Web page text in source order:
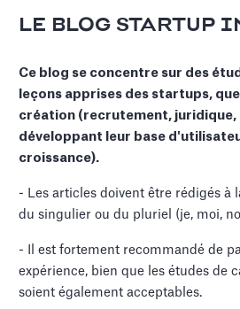
LE BLOG STARTUP
Ce blog se concentre sur des
leçons apprises des startups,
création (recrutement, juridique,
développant leur base
croissance).
- Les articles doivent être rédigés à
du singulier ou du pluriel (je, moi,
- Il est fortement recommandé de
expérience, bien que les études de
soient également acceptables.